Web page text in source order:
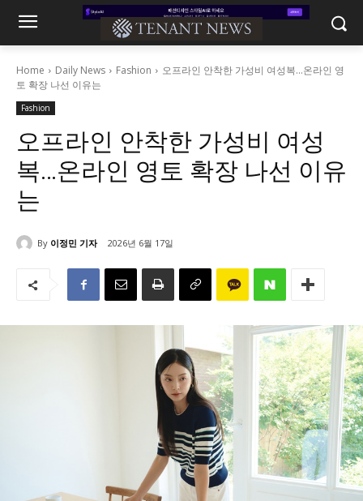
Home Daily News Fashion
오프라인 안착한 가성비 여성복...온라인 영
토 확장 나선 이유는
Fashion
오프라인 안착한 가성비 여성
복…온라인 영토 확장 나선 이유
는
By 이정민 기자 2026년 6월 17일